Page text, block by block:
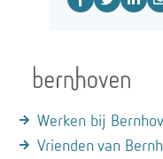
Werken bij
Vrienden van